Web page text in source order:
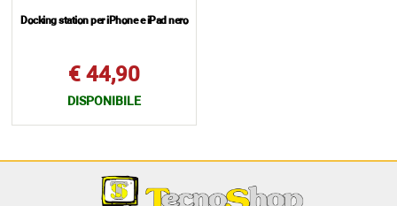
Docking station per iPhone e iPad nero
€ 44,90
DISPONIBILE